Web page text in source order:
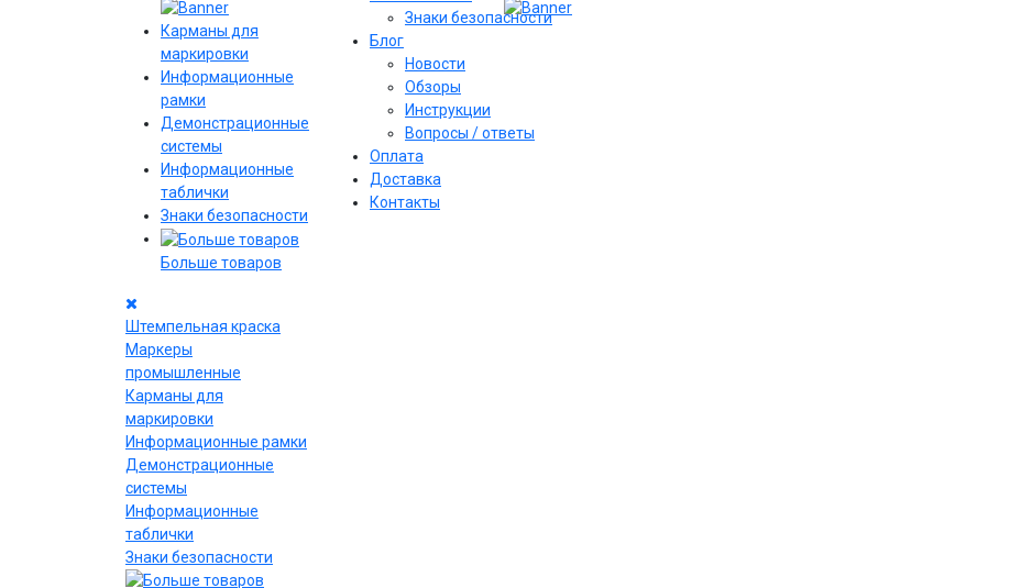
Карманы для
маркировки
Информационные
рамки
Демонстрационные
системы
Информационные
таблички
Знаки безопасности
Больше товаров
Штемпельная краска
Маркеры
промышленные
Карманы для
маркировки
Информационные рамки
Демонстрационные
системы
Информационные
таблички
Знаки безопасности
Знаки безопасности
Блог
Новости
Обзоры
Инструкции
Вопросы / ответы
Оплата
Доставка
Контакты